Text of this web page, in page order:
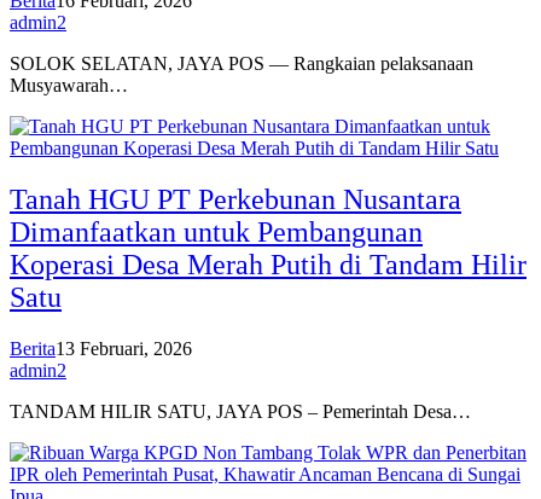
admin2
SOLOK SELATAN, JAYA POS — Rangkaian pelaksanaan
Musyawarah…
Tanah HGU PT Perkebunan Nusantara
Dimanfaatkan untuk Pembangunan
Koperasi Desa Merah Putih di Tandam Hilir
Satu
Berita13 Februari, 2026
admin2
TANDAM HILIR SATU, JAYA POS – Pemerintah Desa…